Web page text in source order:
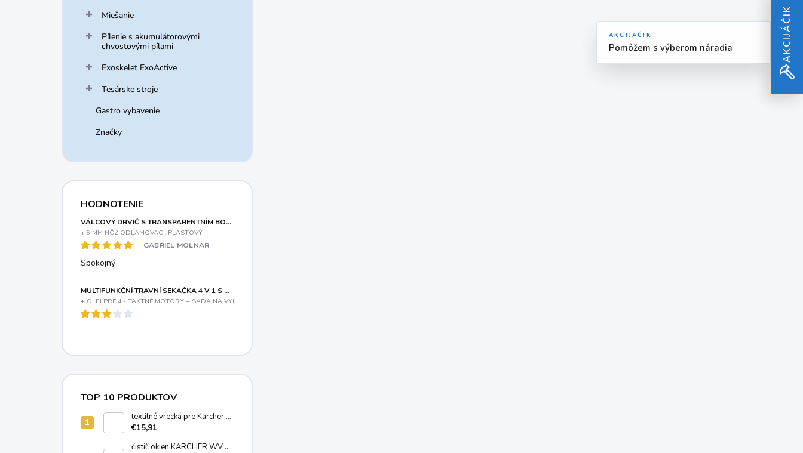
Miešanie
Pílenie s akumulátorovými
chvostovými pílami
Exoskelet ExoActive
Tesárske stroje
Gastro vybavenie
Značky
HODNOTENIE
VÁLCOVÝ DRVIČ S TRANSPARENTNÍM BOXOM A ELEKTRICKÝM MOTOROM 3000 W RIWALL PRO RES 3044 B
+ 9 MM NÔŽ ODLAMOVACÍ, PLASTOVÝ
GABRIEL MOLNAR
Spokojný
MULTIFUNKČNÍ TRAVNÍ SEKAČKA 4 V 1 S BENZINOVÝM MOTOREM A VARIABILNÍM POJEZDEM RIWALL PRO RPM 5155 V PRO
+ OLEJ PRE 4 - TAKTNÉ MOTORY + SADA NA VÝMENU OLEJA
TOP 10 PRODUKTOV
textilné vrecká pre Karcher T
7/1, T 8/1, T 11/1 (10ks)
€15,91
čistič okien KÄRCHER WV 2
AKCIJÁČIK
Pomôžem s výberom náradia AKCIJÁČIK